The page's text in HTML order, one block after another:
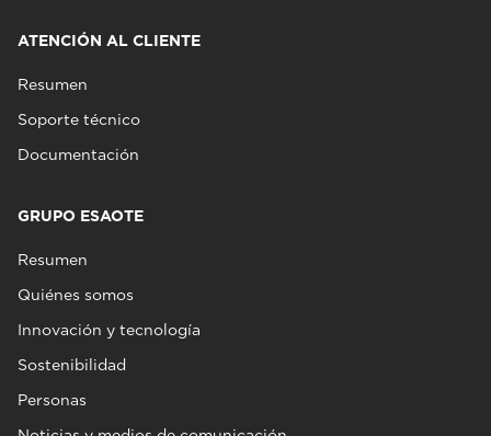
ATENCIÓN AL CLIENTE
Resumen
Soporte técnico
Documentación
GRUPO ESAOTE
Resumen
Quiénes somos
Innovación y tecnología
Sostenibilidad
Personas